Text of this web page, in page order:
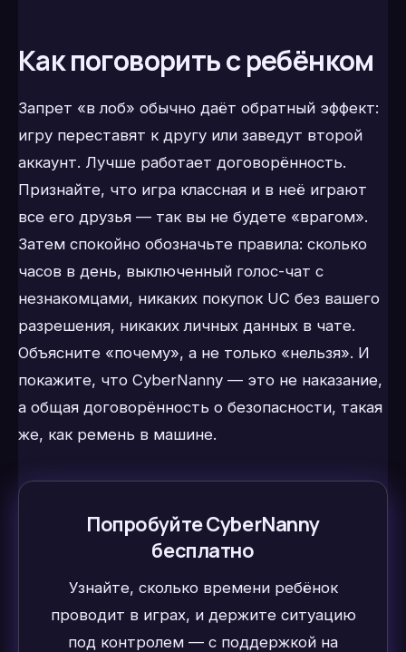
Как поговорить с ребёнком
Запрет «в лоб» обычно даёт обратный эффект:
игру переставят к другу или заведут второй
аккаунт. Лучше работает договорённость.
Признайте, что игра классная и в неё играют
все его друзья — так вы не будете «врагом».
Затем спокойно обозначьте правила: сколько
часов в день, выключенный голос-чат с
незнакомцами, никаких покупок UC без вашего
разрешения, никаких личных данных в чате.
Объясните «почему», а не только «нельзя». И
покажите, что CyberNanny — это не наказание,
а общая договорённость о безопасности, такая
же, как ремень в машине.
Попробуйте CyberNanny
бесплатно
Узнайте, сколько времени ребёнок
проводит в играх, и держите ситуацию
под контролем — с поддержкой на